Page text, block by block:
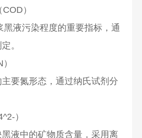
）
黑液污染程度的重要指标，通
。
要氮形态，通过纳氏试剂分
）
液中的矿物质含量，采用离